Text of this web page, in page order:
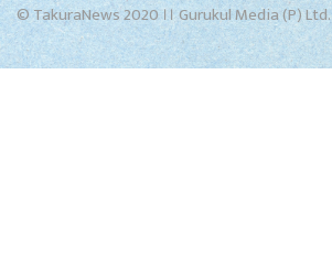
© TakuraNews 2020 ।। Gurukul Media (P) Ltd.